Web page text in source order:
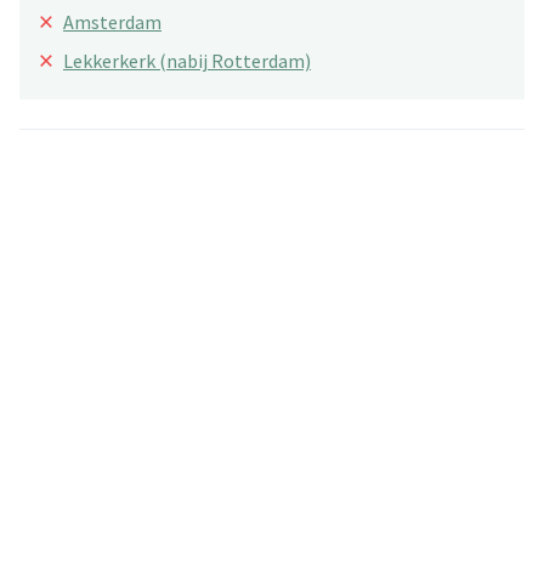
× Amsterdam
× Lekkerkerk (nabij Rotterdam)